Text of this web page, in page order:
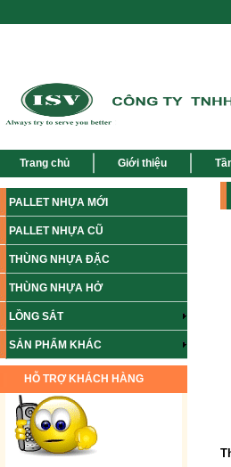
Trang chủ Giới thiệu
PALLET NHỰA MỚI
PALLET NHỰA CŨ
THÙNG NHỰA ĐẶC
THÙNG NHỰA HỞ
LỒNG SẮT
SẢN PHẨM KHÁC
HỖ TRỢ KHÁCH HÀNG